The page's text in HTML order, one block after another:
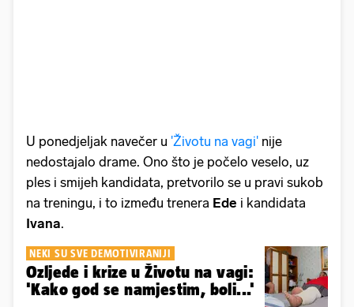
U ponedjeljak navečer u 'Životu na vagi' nije
nedostajalo drame. Ono što je počelo veselo, uz
ples i smijeh kandidata, pretvorilo se u pravi sukob
na treningu, i to između trenera Ede i kandidata
Ivana.
NEKI SU SVE DEMOTIVIRANIJI
Ozljede i krize u Životu na vagi:
'Kako god se namjestim, boli...'